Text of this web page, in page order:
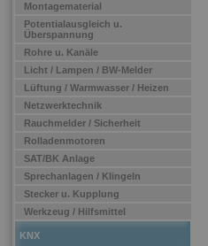
Montagematerial
Potentialausgleich u.
Überspannung
Rohre u. Kanäle
Licht / Lampen / BW-Melder
Lüftung / Warmwasser / Heizen
Netzwerktechnik
Rauchmelder / Sicherheit
Rolladenmotoren
SAT/BK Anlage
Sprechanlagen / Klingeln
Stecker u. Kupplung
Werkzeug / Hilfsmittel
KNX